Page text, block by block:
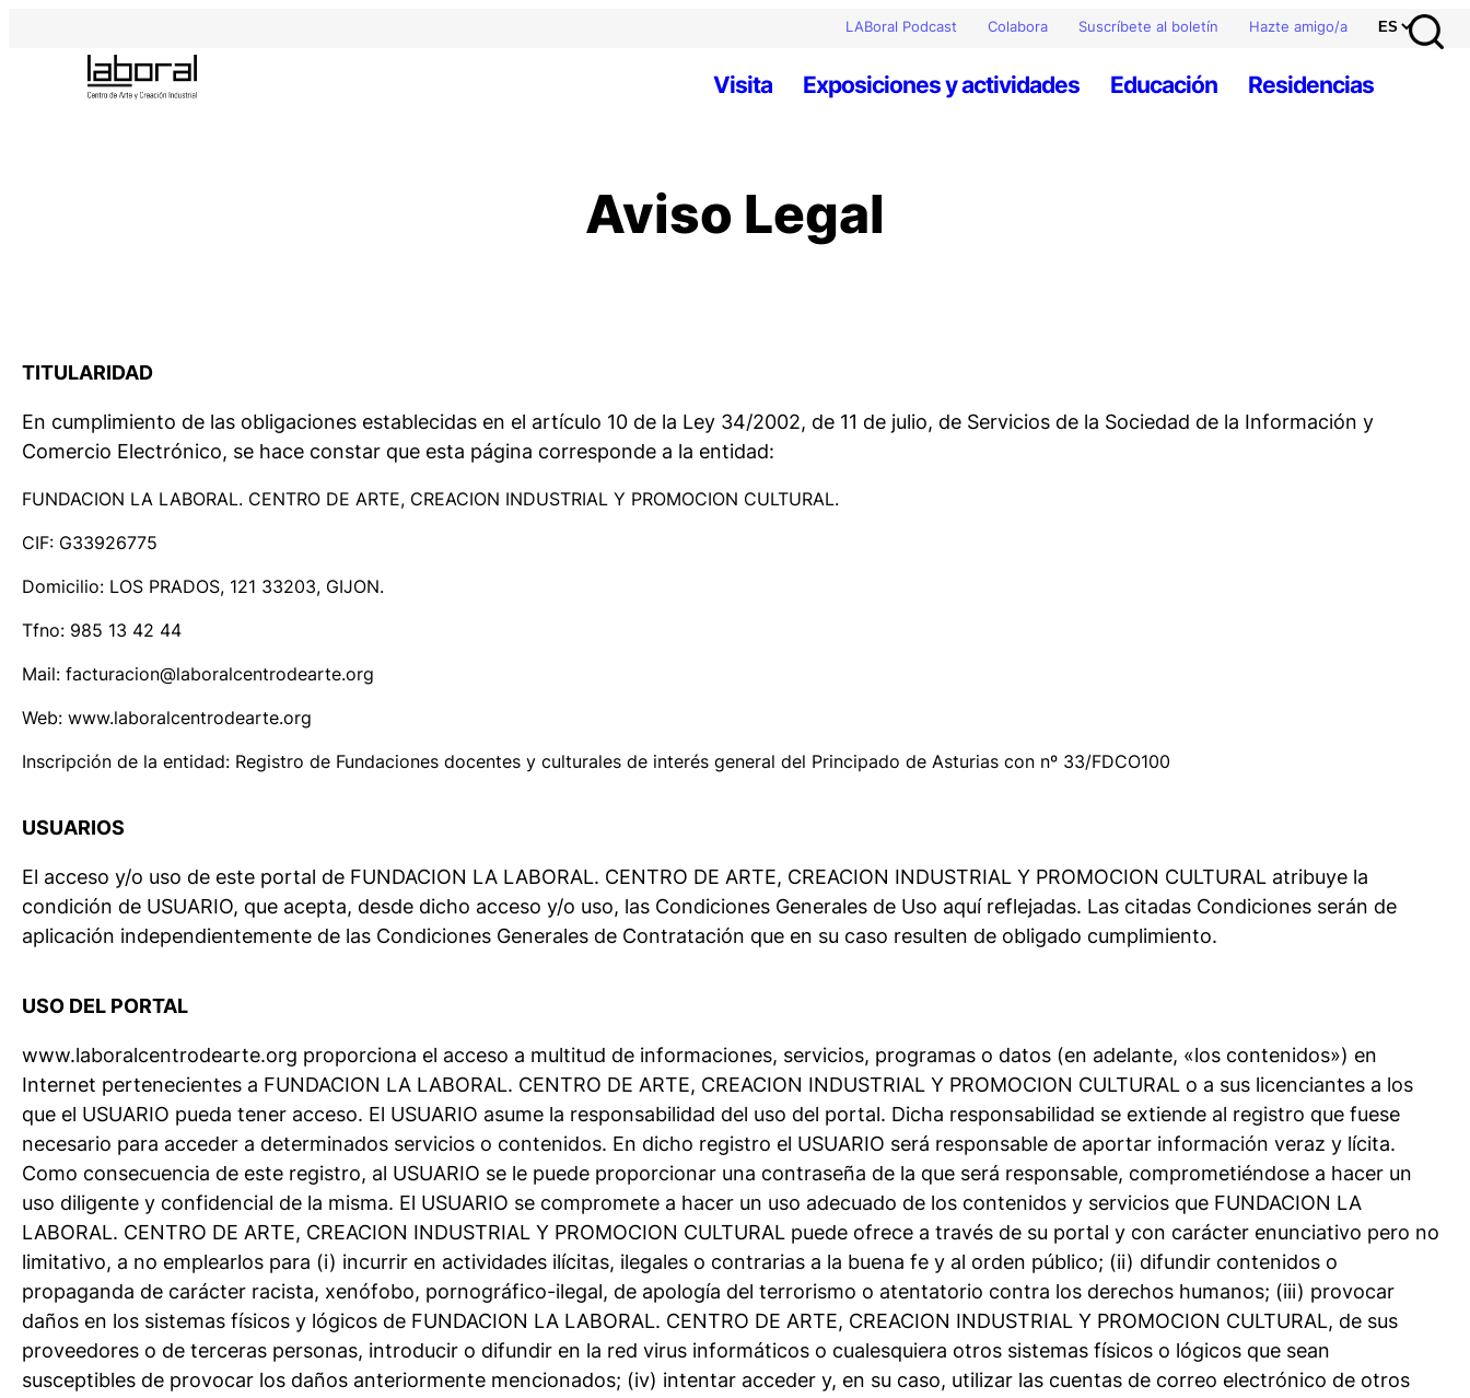
LABoral Podcast Colabora Suscríbete al boletín Hazte amigo/a
Visita Exposiciones y actividades Educación Residencias
Aviso Legal
TITULARIDAD
En cumplimiento de las obligaciones establecidas en el artículo 10 de la Ley 34/2002, de 11 de julio, de Servicios de la Sociedad de la Información y
Comercio Electrónico, se hace constar que esta página corresponde a la entidad:
FUNDACION LA LABORAL. CENTRO DE ARTE, CREACION INDUSTRIAL Y PROMOCION CULTURAL.
CIF: G33926775
Domicilio: LOS PRADOS, 121 33203, GIJON.
Tfno: 985 13 42 44
Mail: facturacion@laboralcentrodearte.org
Web: www.laboralcentrodearte.org
Inscripción de la entidad: Registro de Fundaciones docentes y culturales de interés general del Principado de Asturias con nº 33/FDCO100
USUARIOS
El acceso y/o uso de este portal de FUNDACION LA LABORAL. CENTRO DE ARTE, CREACION INDUSTRIAL Y PROMOCION CULTURAL atribuye la
condición de USUARIO, que acepta, desde dicho acceso y/o uso, las Condiciones Generales de Uso aquí reflejadas. Las citadas Condiciones serán de
aplicación independientemente de las Condiciones Generales de Contratación que en su caso resulten de obligado cumplimiento.
USO DEL PORTAL
www.laboralcentrodearte.org proporciona el acceso a multitud de informaciones, servicios, programas o datos (en adelante, «los contenidos») en
Internet pertenecientes a FUNDACION LA LABORAL. CENTRO DE ARTE, CREACION INDUSTRIAL Y PROMOCION CULTURAL o a sus licenciantes a los
que el USUARIO pueda tener acceso. El USUARIO asume la responsabilidad del uso del portal. Dicha responsabilidad se extiende al registro que fuese
necesario para acceder a determinados servicios o contenidos. En dicho registro el USUARIO será responsable de aportar información veraz y lícita.
Como consecuencia de este registro, al USUARIO se le puede proporcionar una contraseña de la que será responsable, comprometiéndose a hacer un
uso diligente y confidencial de la misma. El USUARIO se compromete a hacer un uso adecuado de los contenidos y servicios que FUNDACION LA
LABORAL. CENTRO DE ARTE, CREACION INDUSTRIAL Y PROMOCION CULTURAL puede ofrece a través de su portal y con carácter enunciativo pero no
limitativo, a no emplearlos para (i) incurrir en actividades ilícitas, ilegales o contrarias a la buena fe y al orden público; (ii) difundir contenidos o
propaganda de carácter racista, xenófobo, pornográfico-ilegal, de apología del terrorismo o atentatorio contra los derechos humanos; (iii) provocar
daños en los sistemas físicos y lógicos de FUNDACION LA LABORAL. CENTRO DE ARTE, CREACION INDUSTRIAL Y PROMOCION CULTURAL, de sus
proveedores o de terceras personas, introducir o difundir en la red virus informáticos o cualesquiera otros sistemas físicos o lógicos que sean
susceptibles de provocar los daños anteriormente mencionados; (iv) intentar acceder y, en su caso, utilizar las cuentas de correo electrónico de otros